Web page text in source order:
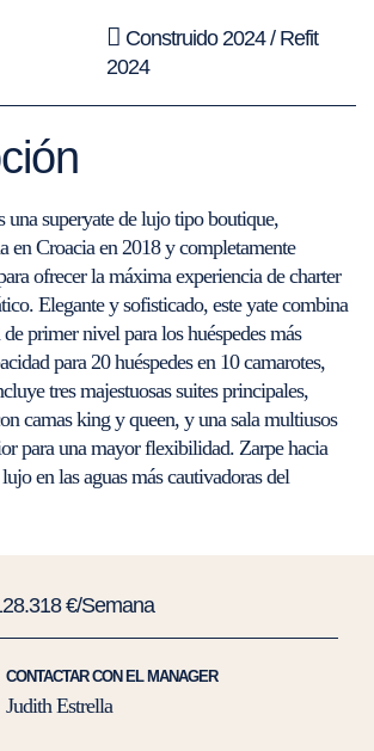
Construido 2024 / Refit
2024
superyate de lujo tipo boutique,
en Croacia en 2018 y completamente
ofrecer la máxima experiencia de charter
Elegante y sofisticado, este yate combina
primer nivel para los huéspedes más
para 20 huéspedes en 10 camarotes,
tres majestuosas suites principales,
camas king y queen, y una sala multiusos
para una mayor flexibilidad. Zarpe hacia
en las aguas más cautivadoras del
€/Semana
CONTACTAR CON EL MANAGER
Judith Estrella